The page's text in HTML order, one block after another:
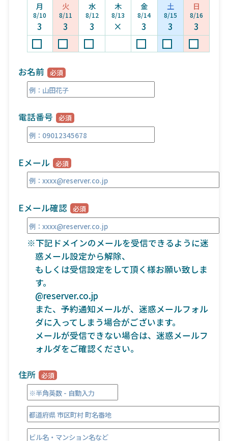
月
8/10
3
火
8/11
3
水
8/12
3
木
8/13
×
金
8/14
3
土
8/15
3
日
8/16
3
お名前
電話番号
Eメール
Eメール確認
※下記ドメインのメールを受信できるように迷
惑メール設定から解除、
もしくは受信設定をして頂く様お願い致しま
す。
@reserver.co.jp
また、予約通知メールが、迷惑メールフォル
ダに入ってしまう場合がございます。
メールが受信できない場合は、迷惑メールフ
ォルダをご確認ください。
住所